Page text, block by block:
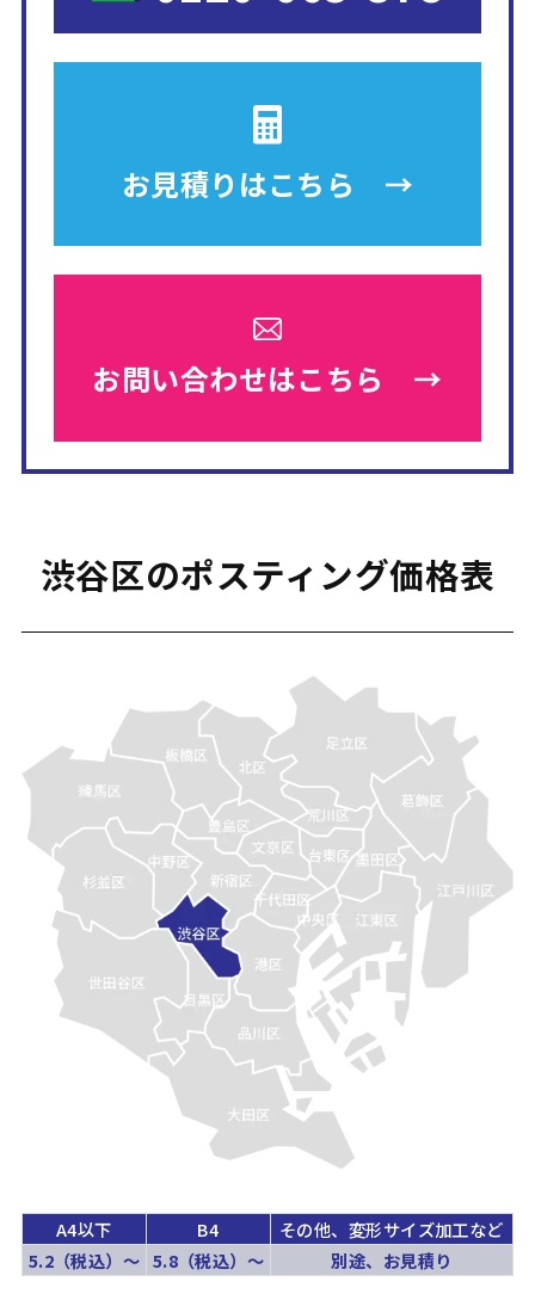
お見積りはこちら →
お問い合わせはこちら →
渋谷区のポスティング価格表
A4以下 B4
その他、変形サイズ加工など
5.2（税込）〜 5.8（税込）〜 別途、お見積り